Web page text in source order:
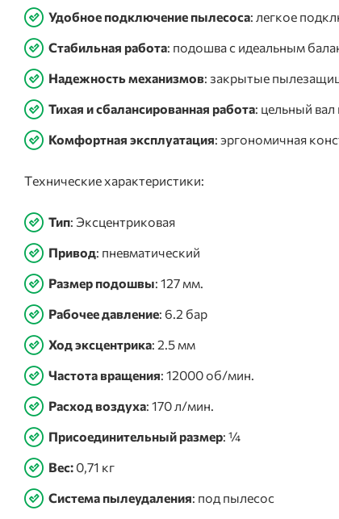
Удобное подключение пылесоса: легкое
Стабильная работа: подошва с идеальным
Надежность механизмов: закрытые
Тихая и сбалансированная работа: цельный
Комфортная эксплуатация: эргономичная
Технические характеристики:
Тип: Эксцентриковая
Привод: пневматический
Размер подошвы: 127 мм.
Рабочее давление: 6.2 бар
Ход эксцентрика: 2.5 мм
Частота вращения: 12000 об/мин.
Расход воздуха: 170 л/мин.
Присоединительный размер: ¼
Вес: 0,71 кг
Система пылеудаления: под пылесос